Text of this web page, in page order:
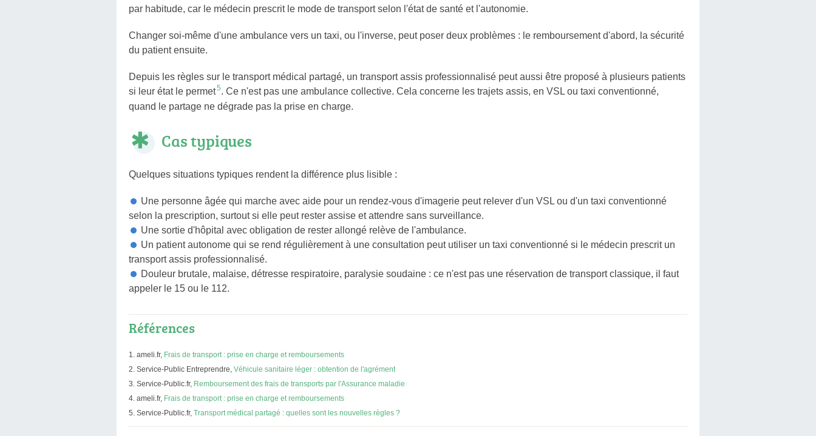
par habitude, car le médecin prescrit le mode de transport selon l'état de santé et l'autonomie.
Changer soi-même d'une ambulance vers un taxi, ou l'inverse, peut poser deux problèmes : le remboursement d'abord, la sécurité
du patient ensuite.
Depuis les règles sur le transport médical partagé, un transport assis professionnalisé peut aussi être proposé à plusieurs patients
si leur état le permet5. Ce n'est pas une ambulance collective. Cela concerne les trajets assis, en VSL ou taxi conventionné,
quand le partage ne dégrade pas la prise en charge.
Cas typiques
Quelques situations typiques rendent la différence plus lisible :
Une personne âgée qui marche avec aide pour un rendez-vous d'imagerie peut relever d'un VSL ou d'un taxi conventionné
selon la prescription, surtout si elle peut rester assise et attendre sans surveillance.
Une sortie d'hôpital avec obligation de rester allongé relève de l'ambulance.
Un patient autonome qui se rend régulièrement à une consultation peut utiliser un taxi conventionné si le médecin prescrit un
transport assis professionnalisé.
Douleur brutale, malaise, détresse respiratoire, paralysie soudaine : ce n'est pas une réservation de transport classique, il faut
appeler le 15 ou le 112.
Références
ameli.fr, Frais de transport : prise en charge et remboursements
Service-Public Entreprendre, Véhicule sanitaire léger : obtention de l'agrément
Service-Public.fr, Remboursement des frais de transports par l'Assurance maladie
ameli.fr, Frais de transport : prise en charge et remboursements
Service-Public.fr, Transport médical partagé : quelles sont les nouvelles règles ?